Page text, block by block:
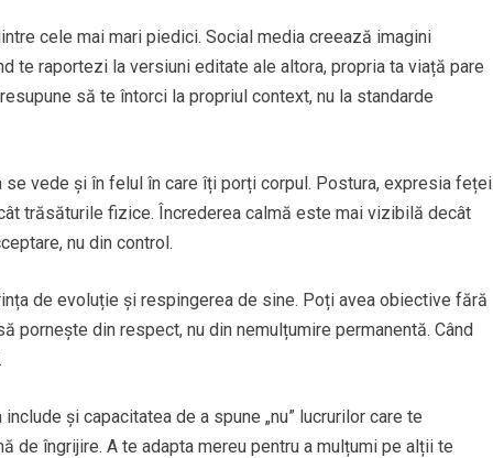
cele mai mari piedici. Social media creează imagini
te raportezi la versiuni editate ale altora, propria ta viață pare
să te întorci la propriul context, nu la standarde
vede și în felul în care îți porți corpul. Postura, expresia feței
trăsăturile fizice. Încrederea calmă este mai vizibilă decât
nu din control.
de evoluție și respingerea de sine. Poți avea obiective fără
pornește din respect, nu din nemulțumire permanentă. Când
și capacitatea de a spune „nu” lucrurilor care te
de îngrijire. A te adapta mereu pentru a mulțumi pe alții te